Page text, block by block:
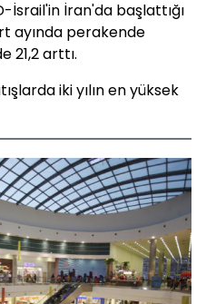
İsrail'in İran'da başlattığı
ayında perakende
21,2 arttı.
iki yılın en yüksek